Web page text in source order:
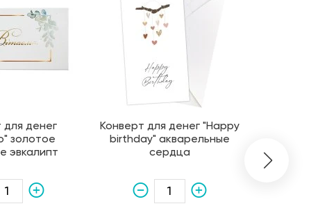
для денег
золотое
эвкалипт
Конверт для денег "Happy
birthday" акварельные
сердца